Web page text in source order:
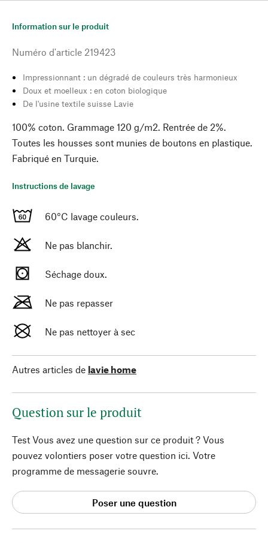
Information sur le produit
Numéro d'article 219423
Impressionnant : un dégradé de couleurs très harmonieux
Doux et moelleux : en coton biologique
De l'usine textile suisse Lavie
100% coton. Grammage 120 g/m2. Rentrée de 2%.
Toutes les housses sont munies de boutons en plastique.
Fabriqué en Turquie.
Instructions de lavage
60°C lavage couleurs.
Ne pas blanchir.
Séchage doux.
Ne pas repasser
Ne pas nettoyer à sec
Autres articles de lavie home
Question sur le produit
Test Vous avez une question sur ce produit ? Vous
pouvez volontiers poser votre question ici. Votre
programme de messagerie souvre.
Poser une question